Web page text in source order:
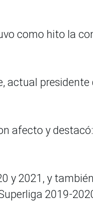
como hito la
actual presidente
afecto y
y 2021, y
2019-